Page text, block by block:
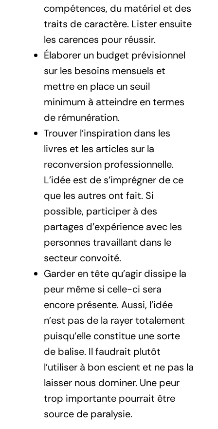
compétences, du matériel et des
traits de caractère. Lister ensuite
les carences pour réussir.
Élaborer un budget prévisionnel
sur les besoins mensuels et
mettre en place un seuil
minimum à atteindre en termes
de rémunération.
Trouver l’inspiration dans les
livres et les articles sur la
reconversion professionnelle.
L’idée est de s’imprégner de ce
que les autres ont fait. Si
possible, participer à des
partages d’expérience avec les
personnes travaillant dans le
secteur convoité.
Garder en tête qu’agir dissipe la
peur même si celle-ci sera
encore présente. Aussi, l’idée
n’est pas de la rayer totalement
puisqu’elle constitue une sorte
de balise. Il faudrait plutôt
l’utiliser à bon escient et ne pas la
laisser nous dominer. Une peur
trop importante pourrait être
source de paralysie.